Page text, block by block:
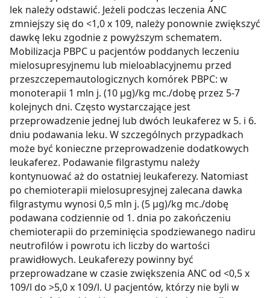
lek należy odstawić. Jeżeli podczas leczenia ANC
zmniejszy się do <1,0 x 109, należy ponownie zwiększyć
dawkę leku zgodnie z powyższym schematem.
Mobilizacja PBPC u pacjentów poddanych leczeniu
mielosupresyjnemu lub mieloablacyjnemu przed
przeszczepemautologicznych komórek PBPC: w
monoterapii 1 mln j. (10 µg)/kg mc./dobę przez 5-7
kolejnych dni. Często wystarczające jest
przeprowadzenie jednej lub dwóch leukaferez w 5. i 6.
dniu podawania leku. W szczególnych przypadkach
może być konieczne przeprowadzenie dodatkowych
leukaferez. Podawanie filgrastymu należy
kontynuować aż do ostatniej leukaferezy. Natomiast
po chemioterapii mielosupresyjnej zalecana dawka
filgrastymu wynosi 0,5 mln j. (5 µg)/kg mc./dobę
podawana codziennie od 1. dnia po zakończeniu
chemioterapii do przeminięcia spodziewanego nadiru
neutrofilów i powrotu ich liczby do wartości
prawidłowych. Leukaferezy powinny być
przeprowadzane w czasie zwiększenia ANC od <0,5 x
109/l do >5,0 x 109/l. U pacjentów, którzy nie byli w